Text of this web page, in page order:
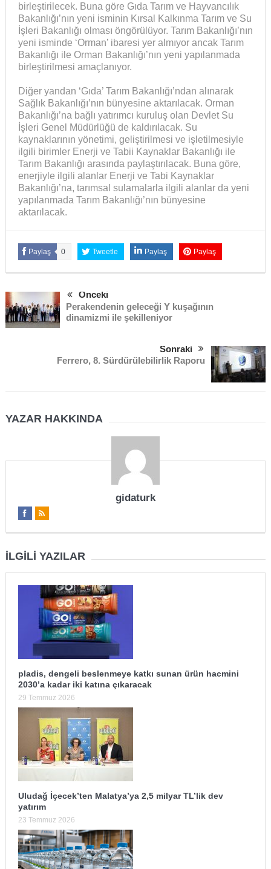
birleştirilecek. Buna göre Gıda Tarım ve Hayvancılık
Bakanlığı’nın yeni isminin Kırsal Kalkınma Tarım ve Su
İşleri Bakanlığı olması öngörülüyor. Tarım Bakanlığı’nın
yeni isminde ‘Orman’ ibaresi yer almıyor ancak Tarım
Bakanlığı ile Orman Bakanlığı’nın yeni yapılanmada
birleştirilmesi amaçlanıyor.
Diğer yandan ‘Gıda’ Tarım Bakanlığı’ndan alınarak
Sağlık Bakanlığı’nın bünyesine aktarılacak. Orman
Bakanlığı’na bağlı yatırımcı kuruluş olan Devlet Su
İşleri Genel Müdürlüğü de kaldırılacak. Su
kaynaklarının yönetimi, geliştirilmesi ve işletilmesiyle
ilgili birimler Enerji ve Tabii Kaynaklar Bakanlığı ile
Tarım Bakanlığı arasında paylaştırılacak. Buna göre,
enerjiyle ilgili alanlar Enerji ve Tabi Kaynaklar
Bakanlığı’na, tarımsal sulamalarla ilgili alanlar da yeni
yapılanmada Tarım Bakanlığı’nın bünyesine
aktarılacak.
Paylaş 0 Tweetle Paylaş Paylaş
Önceki
Perakendenin geleceği Y kuşağının
dinamizmi ile şekilleniyor
Sonraki
Ferrero, 8. Sürdürülebilirlik Raporu
YAZAR HAKKINDA
gidaturk
İLGILI YAZILAR
pladis, dengeli beslenmeye katkı sunan ürün hacmini
2030’a kadar iki katına çıkaracak
29 Temmuz 2026
Uludağ İçecek’ten Malatya’ya 2,5 milyar TL’lik dev
yatırım
23 Temmuz 2026